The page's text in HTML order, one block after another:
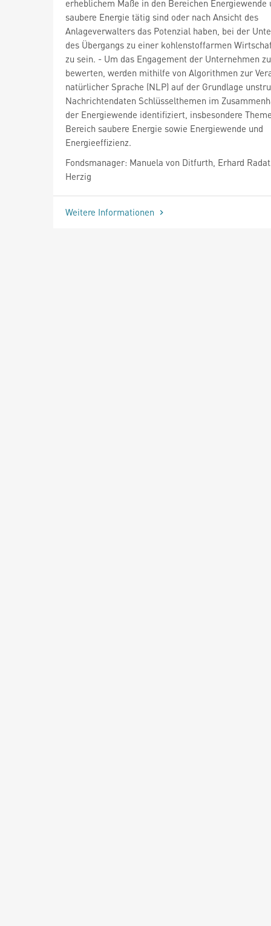
erheblichem Maße in den Bereichen Energiewende
saubere Energie tätig sind oder nach Ansicht des
Anlageverwalters das Potenzial haben, bei der
des Übergangs zu einer kohlenstoffarmen
zu sein. - Um das Engagement der Unternehmen zu
bewerten, werden mithilfe von Algorithmen zur
natürlicher Sprache (NLP) auf der Grundlage
Nachrichtendaten Schlüsselthemen im
der Energiewende identifiziert, insbesondere
Bereich saubere Energie sowie Energiewende und
Energieeffizienz.
Fondsmanager: Manuela von Ditfurth, Erhard
Herzig
Weitere Informationen